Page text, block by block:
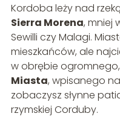
Kordoba leży nad
Sierra Morena, mniej
Sewilli czy Malagi.
mieszkańców, ale
w obrębie
Miasta, wpisanego na
zobaczysz słynne
rzymskiej Corduby.